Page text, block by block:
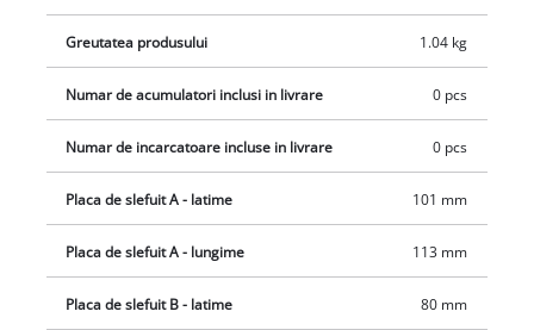
Greutatea produsului 1.04 kg
Numar de acumulatori inclusi in livrare 0 pcs
Numar de incarcatoare incluse in livrare 0 pcs
Placa de slefuit A - latime 101 mm
Placa de slefuit A - lungime 113 mm
Placa de slefuit B - latime 80 mm